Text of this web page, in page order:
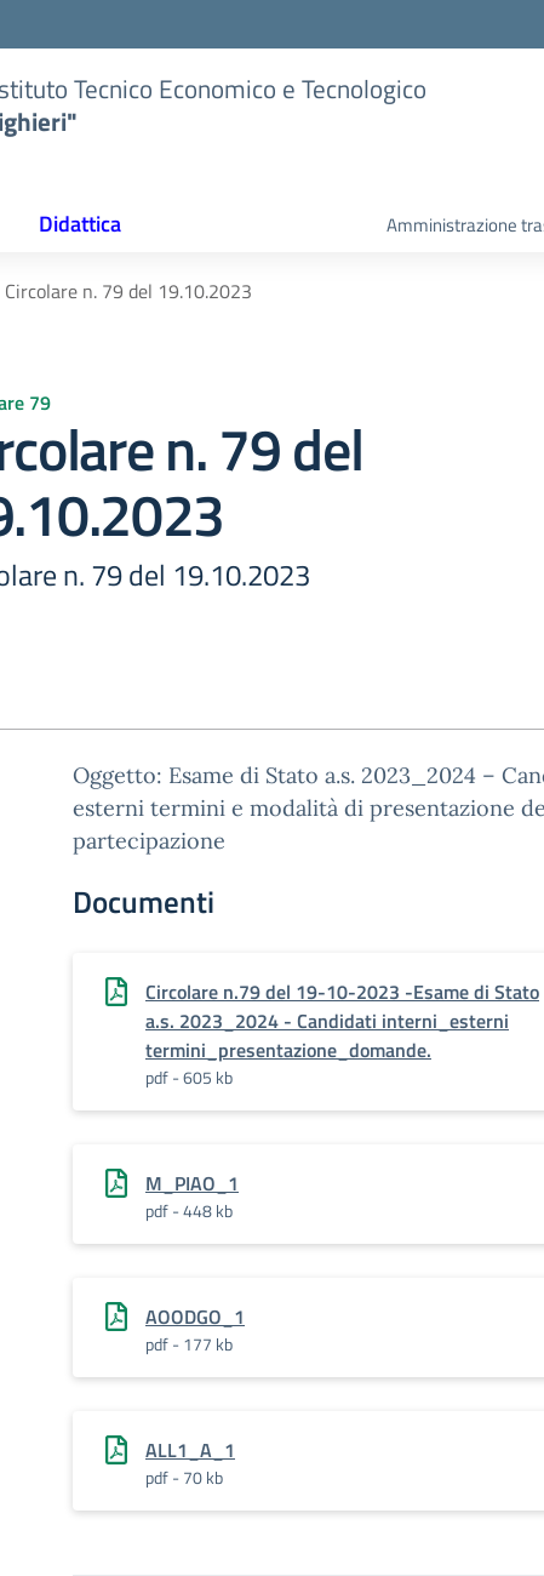
Tecnico Economico e Tecnologico
Didattica Amministrazione
Circolare n. 79 del 19.10.2023
79
n. 79 del
n. 79 del 19.10.2023
Oggetto: Esame di Stato a.s. 2023_2024 –
esterni termini e modalità di presentazione
partecipazione
Documenti
Circolare n.79 del 19-10-2023 -Esame di Stato
a.s. 2023_2024 - Candidati interni_esterni
termini_presentazione_domande.
pdf - 605 kb
M_PIAO_1
pdf - 448 kb
AOODGO_1
pdf - 177 kb
ALL1_A_1
pdf - 70 kb